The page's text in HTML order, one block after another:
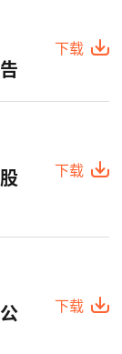
下载
下载
下载